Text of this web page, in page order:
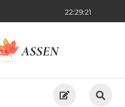
22:29:22